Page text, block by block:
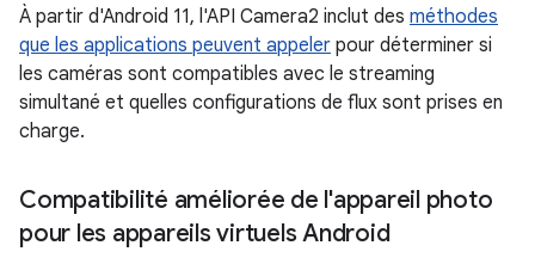
À partir d'Android 11, l'API Camera2 inclut des méthodes
que les applications peuvent appeler pour déterminer si
les caméras sont compatibles avec le streaming
simultané et quelles configurations de flux sont prises en
charge.
Compatibilité améliorée de l'appareil photo
pour les appareils virtuels Android